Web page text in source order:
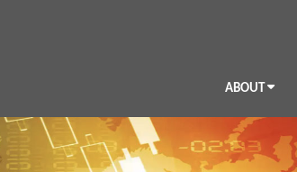
ABOUT
BIO
CV